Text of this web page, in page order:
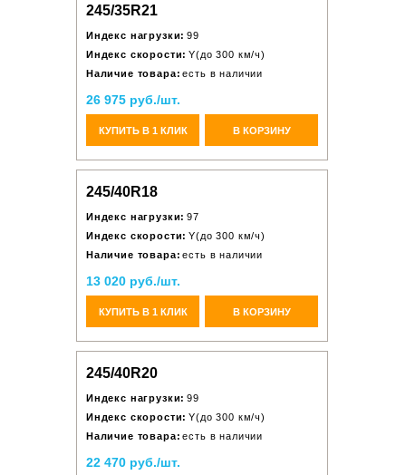
245/35R21
Индекс нагрузки: 99
Индекс скорости: Y(до 300 км/ч)
Наличие товара: есть в наличии
26 975 руб./шт.
КУПИТЬ В 1 КЛИК В КОРЗИНУ
245/40R18
Индекс нагрузки: 97
Индекс скорости: Y(до 300 км/ч)
Наличие товара: есть в наличии
13 020 руб./шт.
КУПИТЬ В 1 КЛИК В КОРЗИНУ
245/40R20
Индекс нагрузки: 99
Индекс скорости: Y(до 300 км/ч)
Наличие товара: есть в наличии
22 470 руб./шт.